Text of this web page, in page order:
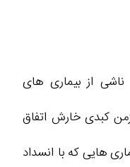
از بیماری های
کبدی خارش اتفاق
هایی که با انسداد